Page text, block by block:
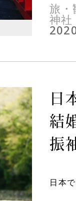
旅・
神社
日
結
振
日本